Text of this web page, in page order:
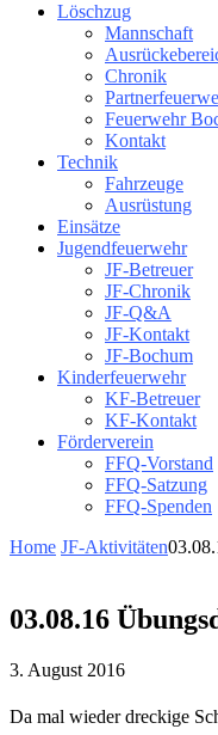
Löschzug
Mannschaft
Chronik
Feuerwehr
Kontakt
Technik
Fahrzeuge
Ausrüstung
Einsätze
Jugendfeuerwehr
JF-Betreuer
JF-Chronik
JF-Q&A
JF-Kontakt
JF-Bochum
Kinderfeuerwehr
KF-Betreuer
KF-Kontakt
Förderverein
FFQ-Vorstand
FFQ-Satzung
FFQ-Spenden
Home JF-Aktivitäten
03.08.16
3. August 2016
Da mal wieder dreckige